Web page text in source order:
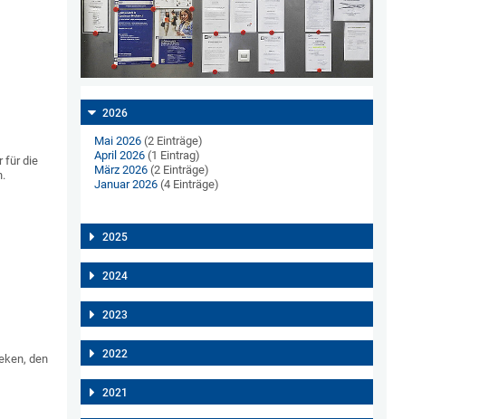
für die
den
2026
Mai 2026(2 Einträge)
April 2026(1 Eintrag)
März 2026(2 Einträge)
Januar 2026(4 Einträge)
2025
2024
2023
2022
2021